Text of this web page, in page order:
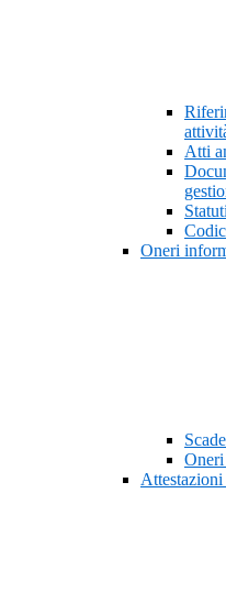
Atti
Oneri